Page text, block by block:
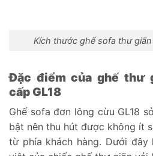
Kích thước ghế sofa thư giãn
Đặc điểm của ghế thư
cấp GL18
Ghế sofa đơn lông cừu GL18
bật nên thu hút được không ít
từ phía khách hàng. Dưới